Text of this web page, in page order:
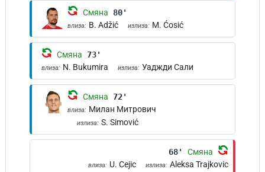
Смяна 80'
влиза: B. Adžić излиза: M. Ćosić
Смяна 73'
влиза: N. Bukumira излиза: Уаджди Сали
Смяна 72'
влиза: Милан Митрович
излиза: S. Simović
68' Смяна
влиза: U. Cejic излиза: Aleksa Trajkovic